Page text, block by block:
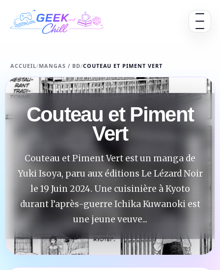
Ouvrir
ACCUEIL/MANGAS / BD/COUTEAU ET PIMENT VERT
Couteau et Piment
Vert
Couteau et Piment Vert est un manga de
Yuki Isoya, paru aux éditions Le Lézard Noir
le 19 Juin 2024. Une cuisinière à Kyoto
durant l’après-guerre Ichika Kuwanoki est
une jeune veuve...